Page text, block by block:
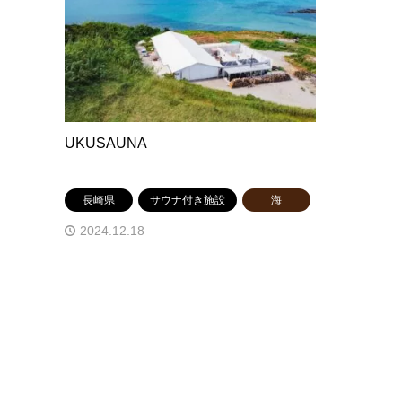
UKUSAUNA
長崎県 サウナ付き施設 海
2024.12.18